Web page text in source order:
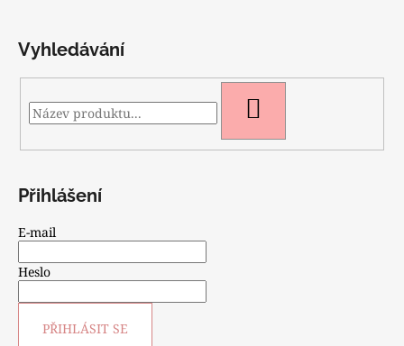
e
SPORTOVNĚ
ELEGANTNÍ
BUNDA
1
Vyhledávání
Přihlášení
E-mail
Heslo
PŘIHLÁSIT SE